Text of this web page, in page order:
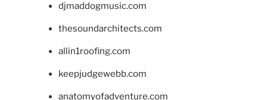
djmaddogmusic.com
thesoundarchitects.com
allin1roofing.com
keepjudgewebb.com
anatomyofadventure.com